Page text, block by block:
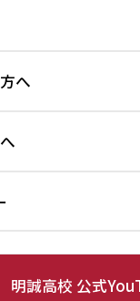
へ
明誠高校 公式